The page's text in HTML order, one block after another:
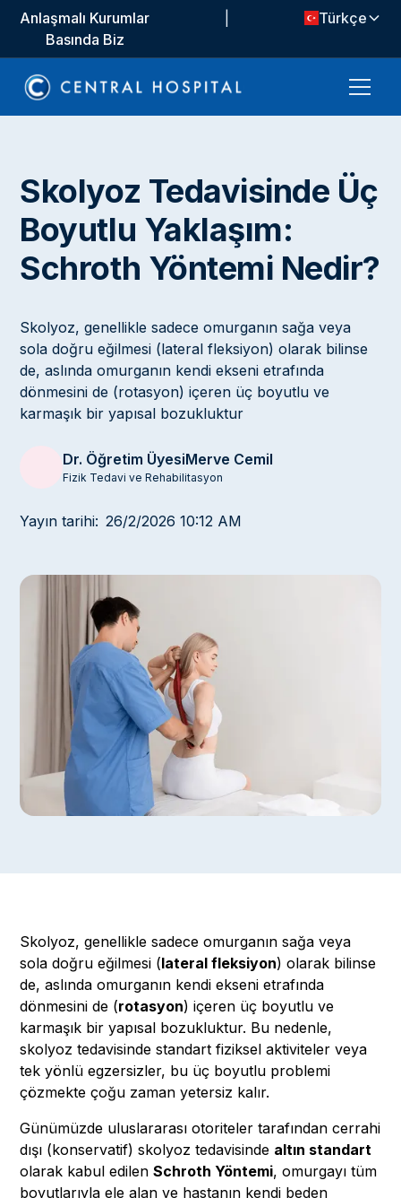
Anlaşmalı Kurumlar
Basında Biz
Türkçe
Skolyoz Tedavisinde Üç
Boyutlu Yaklaşım:
Schroth Yöntemi Nedir?
Skolyoz, genellikle sadece omurganın sağa veya
sola doğru eğilmesi (lateral fleksiyon) olarak bilinse
de, aslında omurganın kendi ekseni etrafında
dönmesini de (rotasyon) içeren üç boyutlu ve
karmaşık bir yapısal bozukluktur
Dr. Öğretim ÜyesiMerve Cemil
Fizik Tedavi ve Rehabilitasyon
Yayın tarihi: 26/2/2026 10:12 AM
Skolyoz, genellikle sadece omurganın sağa veya
sola doğru eğilmesi (lateral fleksiyon) olarak bilinse
de, aslında omurganın kendi ekseni etrafında
dönmesini de (rotasyon) içeren üç boyutlu ve
karmaşık bir yapısal bozukluktur. Bu nedenle,
skolyoz tedavisinde standart fiziksel aktiviteler veya
tek yönlü egzersizler, bu üç boyutlu problemi
çözmekte çoğu zaman yetersiz kalır.
Günümüzde uluslararası otoriteler tarafından cerrahi
dışı (konservatif) skolyoz tedavisinde altın standart
olarak kabul edilenSchroth Yöntemi, omurgayı tüm
boyutlarıyla ele alan ve hastanın kendi beden